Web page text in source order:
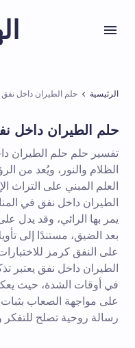
الرئيسية حلم الطيران داخل نفق
حلم الطيران داخل
تفسير حلم حلم الطيران
الظلام والنور، ويُعد من
العلم المبني على التراث
الطيران داخل نفق في
يمر بها الرائي، وقد يدل
بعد الضيق، مستندًا إلى
على النفق كرمز
الطيران داخل نفق يعتبر
في أوقات الشدة، حيث
على مواجهة الصعاب
رسالة روحية تصلح للتفكر